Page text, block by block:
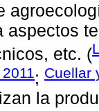
aspectos
etc. (
; Cuellar
la